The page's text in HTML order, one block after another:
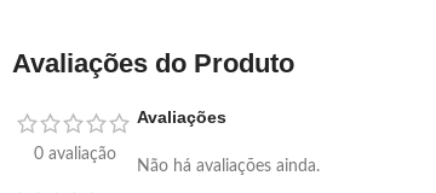
Avaliações do Produto
0 avaliação
Avaliações
Não há avaliações ainda.